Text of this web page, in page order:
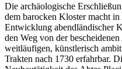
Die archäologische
dem barocken Kloster macht
Entwicklung abendländischer
den Weg von der
weitläufigen, künstlerisch
Trakten nach 1730 erfahrbar.